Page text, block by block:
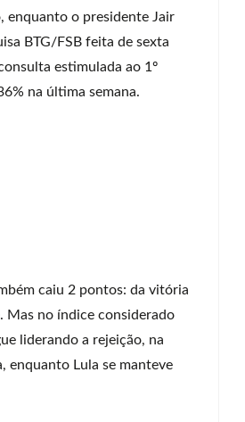
enquanto o presidente Jair
BTG/FSB feita de sexta
estimulada ao 1º
na última semana.
caiu 2 pontos: da vitória
Mas no índice considerado
liderando a rejeição, na
enquanto Lula se manteve